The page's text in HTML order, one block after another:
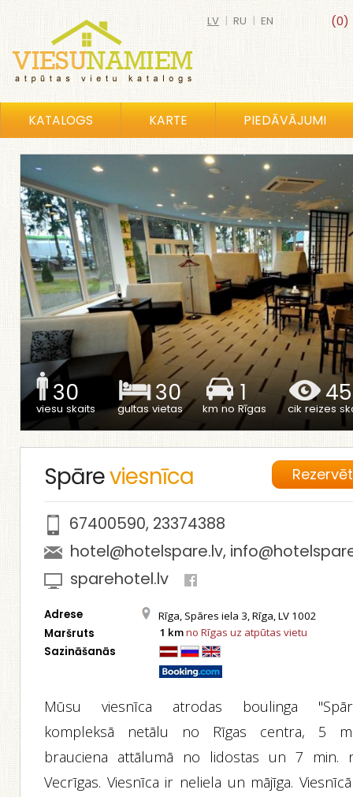
(0)
LV | RU | EN
KATALOGS KARTE PIEDĀVĀJUMI
30
viesu skaits
30
gultas vietas
1
km no Rīgas cik reizes
Spāreviesnīca Rezervēt
67400590, 23374388
hotel@hotelspare.lv,
sparehotel.lv
Adrese Rīga, Spāres iela 3, Rīga, LV 1002
Maršruts 1 kmno Rīgas uz atpūtas vietu
Sazināšanās
Mūsu viesnīca atrodas boulinga
kompleksā netālu no Rīgas centra, 5
brauciena attālumā no lidostas un 7 min.
Vecrīgas. Viesnīca ir neliela un mājīga.